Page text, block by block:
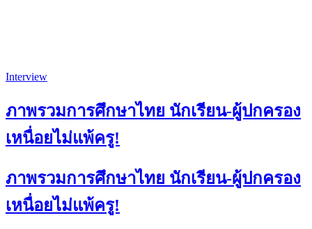
Interview
ภาพรวมการศึกษาไทย นักเรียน-ผู้ปกครอง
เหนื่อยไม่แพ้ครู!
ภาพรวมการศึกษาไทย นักเรียน-ผู้ปกครอง
เหนื่อยไม่แพ้ครู!